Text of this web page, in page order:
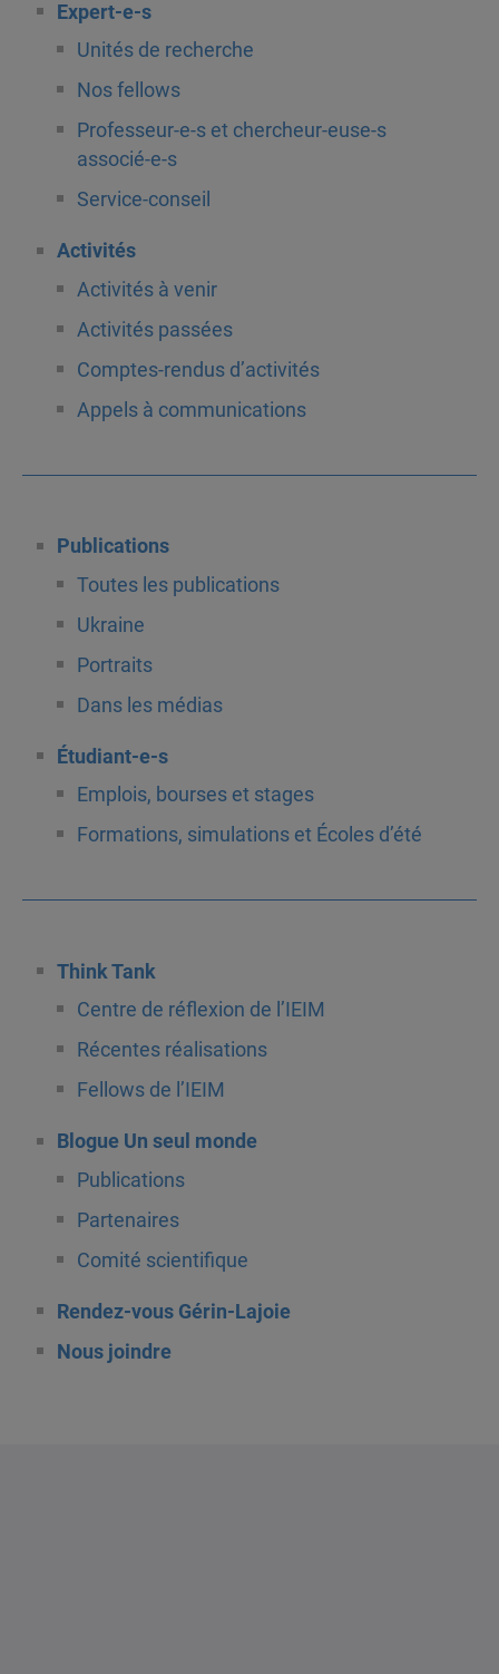
Expert-e-s
Unités de recherche
Nos fellows
Professeur-e-s et chercheur-euse-s
associé-e-s
Service-conseil
Activités
Activités à venir
Activités passées
Comptes-rendus d’activités
Appels à communications
Publications
Toutes les publications
Ukraine
Portraits
Dans les médias
Étudiant-e-s
Emplois, bourses et stages
Formations, simulations et Écoles d’été
Think Tank
Centre de réflexion de l’IEIM
Récentes réalisations
Fellows de l’IEIM
Blogue Un seul monde
Publications
Partenaires
Comité scientifique
Rendez-vous Gérin-Lajoie
Nous joindre